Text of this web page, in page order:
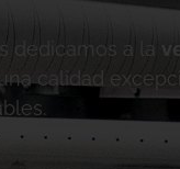
dedicamos a la
calidad